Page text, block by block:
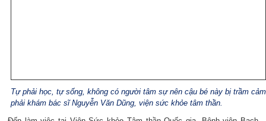
Tự phải học, tự sống, không có người tâm sự nên cậu bé này bị trầm cảm
phải khám bác sĩ Nguyễn Văn Dũng, viện sức khỏe tâm thần.